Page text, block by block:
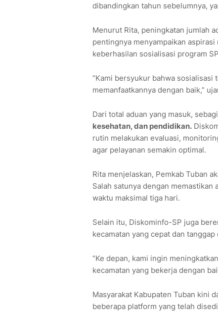
dibandingkan tahun sebelumnya,
Menurut Rita, peningkatan jumlah
pentingnya menyampaikan
keberhasilan sosialisasi program
“Kami bersyukur bahwa sosialisasi
memanfaatkannya dengan baik,”
Dari total aduan yang masuk,
kesehatan, dan pendidikan.
rutin melakukan evaluasi,
agar pelayanan semakin optimal.
Rita menjelaskan, Pemkab Tuban
Salah satunya dengan memastikan
waktu maksimal tiga hari.
Selain itu, Diskominfo-SP juga
kecamatan yang cepat dan
“Ke depan, kami ingin
kecamatan yang bekerja dengan
Masyarakat Kabupaten Tuban kini
beberapa platform yang telah